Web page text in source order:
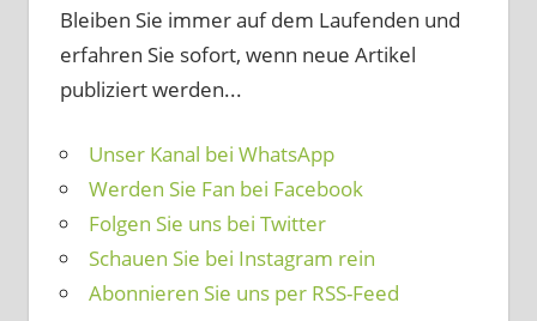
Bleiben Sie immer auf dem Laufenden und
erfahren Sie sofort, wenn neue Artikel
publiziert werden...
Unser Kanal bei WhatsApp
Werden Sie Fan bei Facebook
Folgen Sie uns bei Twitter
Schauen Sie bei Instagram rein
Abonnieren Sie uns per RSS-Feed